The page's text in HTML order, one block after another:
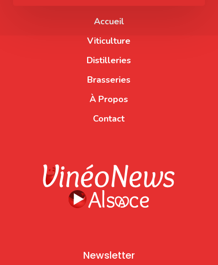
Accueil
Viticulture
Distilleries
Brasseries
À Propos
Contact
Newsletter